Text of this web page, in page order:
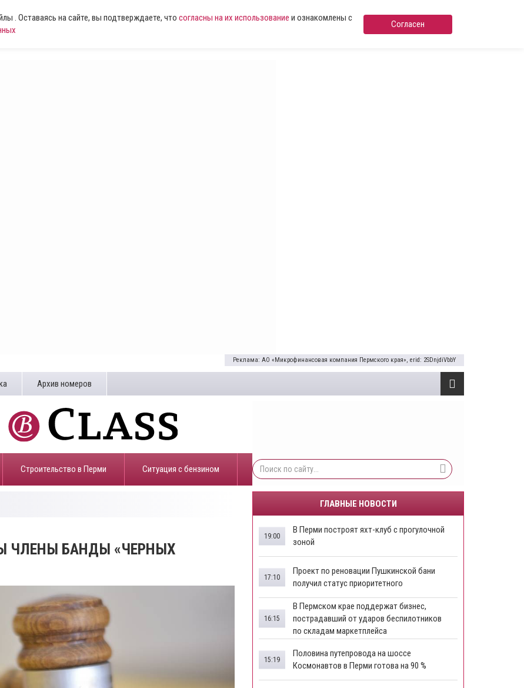
. Оставаясь на сайте, вы подтверждаете, что согласны на их использование и ознакомлены с
Согласен
Реклама: АО «Микрофинансовая компания Пермского края», erid: 2SDnjdiVbbY
Архив номеров
Строительство в Перми ​Ситуация с бензином
ЧЛЕНЫ БАНДЫ «ЧЕРНЫХ
ГЛАВНЫЕ НОВОСТИ
В Перми построят яхт-клуб с прогулочной
зоной
19:00
​Проект по реновации Пушкинской бани
получил статус приоритетного
17:10
​В Пермском крае поддержат бизнес,
пострадавший от ударов беспилотников
по складам маркетплейса
16:15
​Половина путепровода на шоссе
Космонавтов в Перми готова на 90 %
15:19